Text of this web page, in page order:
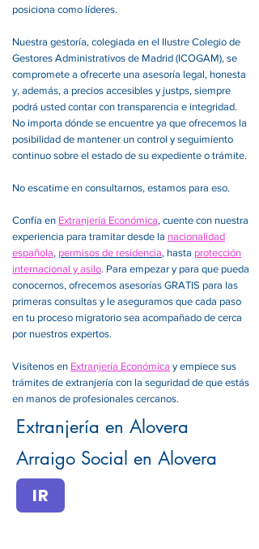
posiciona como líderes.
Nuestra gestoría, colegiada en el Ilustre Colegio de
Gestores Administrativos de Madrid (ICOGAM), se
compromete a ofrecerte una asesoría legal, honesta
y, además, a precios accesibles y justps, siempre
podrá usted contar con transparencia e integridad.
No importa dónde se encuentre ya que ofrecemos la
posibilidad de mantener un control y seguimiento
continuo sobre el estado de su expediente o trámite.
No escatime en consultarnos, estamos para eso.
Confía en Extranjería Económica, cuente con nuestra
experiencia para tramitar desde la nacionalidad
española, permisos de residencia, hasta protección
internacional y asilo. Para empezar y para que pueda
conocernos, ofrecemos asesorías GRATIS para las
primeras consultas y le aseguramos que cada paso
en tu proceso migratorio sea acompañado de cerca
por nuestros expertos.
Visítenos en Extranjería Económica y empiece sus
trámites de extranjería con la seguridad de que estás
en manos de profesionales cercanos.
Extranjería en Alovera
Arraigo Social en Alovera
IR